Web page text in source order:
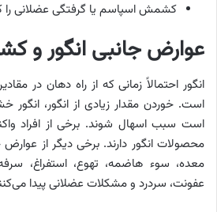
کشمش اسپاسم یا گرفتگی عضلانی را
عوارض جانبی انگور و
انگور احتمالاً زمانی که از راه دهان در
است. خوردن مقدار زیادی از انگور،
است سبب اسهال شوند. برخی از افراد
محصولات انگور دارند. برخی دیگر از عوارض
معده، سوء هاضمه، تهوع، استفراغ،
عفونت، سردرد و مشکلات عضلانی پیدا